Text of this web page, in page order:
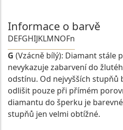
Informace o barvě
DEFGHIJKLMNOFn
G (Vzácně bílý): Diamant stále
nevykazuje zabarvení do
odstínu. Od nejvyšších stupňů
odlišit pouze při přímém
diamantu do šperku je
stupňů jen velmi obtížné.